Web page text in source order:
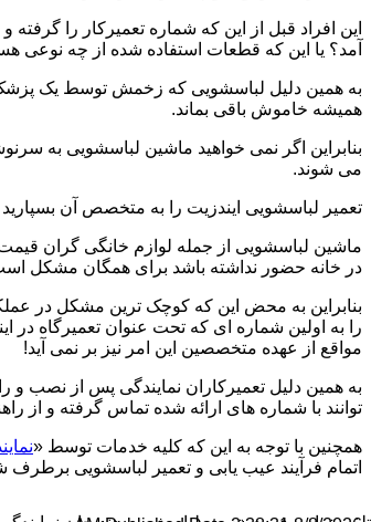
این افراد قبل از این که شماره تعمیرکار را
آمد؟ یا این که قطعات استفاده شده از چه نوعی
به همین دلیل لباسشویی که زخمش توسط یک پزشک
همیشه خاموش باقی بماند.
بنابراین اگر نمی خواهید ماشین لباسشویی به
می شوند.
تعمیر لباسشویی ایندزیت را به متخصص آن بسپارید
ماشین لباسشویی از جمله لوازم خانگی گران
در خانه حضور نداشته باشد برای همگان مشکل
بنابراین به محض این که کوچک ترین مشکل در
را به اولین شماره ای که تحت عنوان تعمیرگاه در
مواقع از عهده متخصصین این امر نیز بر نمی آید!
به همین دلیل تعمیرکاران نمایندگی پس از نصب و
توانند با شماره های ارائه شده تماس گرفته و از
همچنین با توجه به این که کلیه خدمات توسط «
اتمام فرآیند عیب یابی و تعمیر لباسشویی برطرف